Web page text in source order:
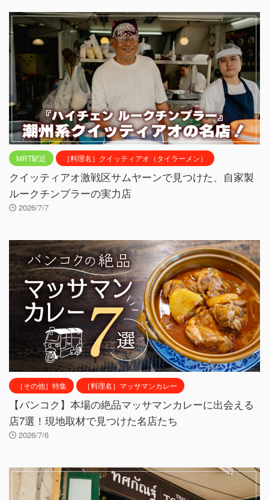
MRT駅近 ［料理名］クイッティアオ（タイラーメン）
クイッティアオ激戦区サムヤーンで見つけた、自家製
ルークチンプラーの実力店
2026/7/7
［その他］特集 ［料理名］マッサマンカレー
【バンコク】本場の絶品マッサマンカレーに出会える
店7選！現地取材で見つけた名店たち
2026/7/6